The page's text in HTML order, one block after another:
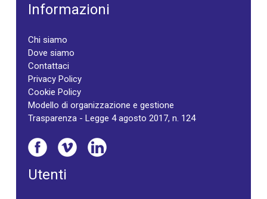
Informazioni
Chi siamo
Dove siamo
Contattaci
Privacy Policy
Cookie Policy
Modello di organizzazione e gestione
Trasparenza - Legge 4 agosto 2017, n. 124
Utenti